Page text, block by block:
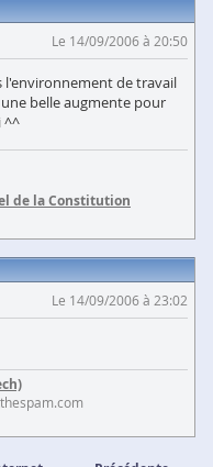
Le 14/09/2006 à 20:50
l'environnement de travail
belle augmente pour
^^
de la Constitution
Le 14/09/2006 à 23:02